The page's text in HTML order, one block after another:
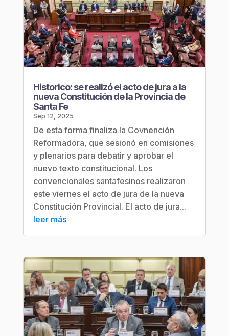
Historico: se realizó el acto de jura a la
nueva Constitución de la Provincia de
Santa Fe
Sep 12, 2025
De esta forma finaliza la Covnención
Reformadora, que sesionó en comisiones
y plenarios para debatir y aprobar el
nuevo texto constitucional. Los
convencionales santafesinos realizaron
este viernes el acto de jura de la nueva
Constitución Provincial. El acto de jura...
leer más